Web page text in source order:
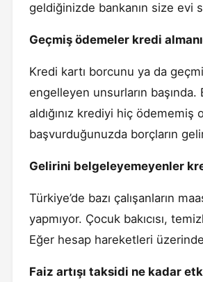
geldiğinizde bankanın size
Geçmiş ödemeler kredi
Kredi kartı borcunu ya da
engelleyen unsurların
aldığınız krediyi hiç
başvurduğunuzda borçların
Gelirini belgeleyemeyenler
Türkiye’de bazı çalışanların
yapmıyor. Çocuk bakıcısı,
Eğer hesap hareketleri
Faiz artışı taksidi ne kadar